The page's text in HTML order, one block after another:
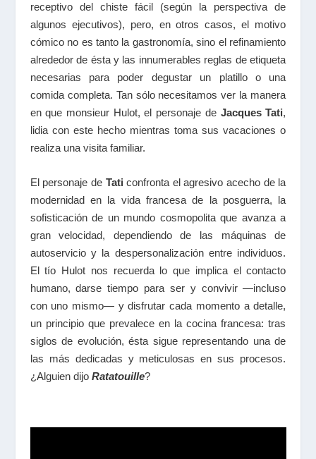
receptivo del chiste fácil (según la perspectiva de
algunos ejecutivos), pero, en otros casos, el motivo
cómico no es tanto la gastronomía, sino el refinamiento
alrededor de ésta y las innumerables reglas de etiqueta
necesarias para poder degustar un platillo o una
comida completa. Tan sólo necesitamos ver la manera
en que monsieur Hulot, el personaje de Jacques Tati,
lidia con este hecho mientras toma sus vacaciones o
realiza una visita familiar.
El personaje de Tati confronta el agresivo acecho de la
modernidad en la vida francesa de la posguerra, la
sofisticación de un mundo cosmopolita que avanza a
gran velocidad, dependiendo de las máquinas de
autoservicio y la despersonalización entre individuos.
El tío Hulot nos recuerda lo que implica el contacto
humano, darse tiempo para ser y convivir ―incluso
con uno mismo― y disfrutar cada momento a detalle,
un principio que prevalece en la cocina francesa: tras
siglos de evolución, ésta sigue representando una de
las más dedicadas y meticulosas en sus procesos.
¿Alguien dijo Ratatouille?